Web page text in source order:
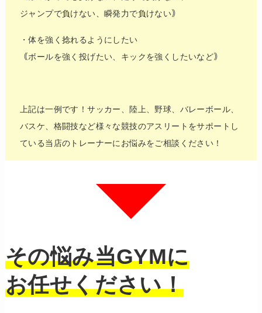
ジャンプで負けない、瞬発力で負けない｠
・体を強く捻れるようにしたい
｟ボールを強く投げたい、キックを強くしたいなど｠
上記は一例です！サッカー、陸上、野球、バレーボール、
バスケ、格闘技など様々な競技のアスリートをサポートし
ている当店のトレーナーにお悩みをご相談ください！
その悩み当GYMに
お任せください！